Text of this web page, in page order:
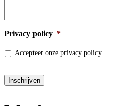
Privacy policy *
Accepteer onze privacy policy
Inschrijven